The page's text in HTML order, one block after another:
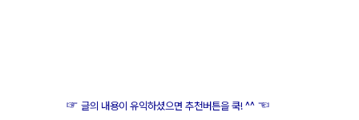
☞글의 내용이 유익하셨으면 추천버튼을 쿡! ^^☜